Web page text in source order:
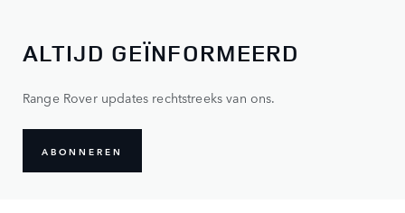
ALTIJD GEÏNFORMEERD
Range Rover updates rechtstreeks van ons.
ABONNEREN